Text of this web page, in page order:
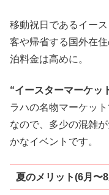
移動祝日であるイー
客や帰省する国外在
泊料金は高めに。
“イースターマーケッ
ラハの名物マーケッ
なので、多少の混雑
かなイベントです。
夏のメリット(6月〜